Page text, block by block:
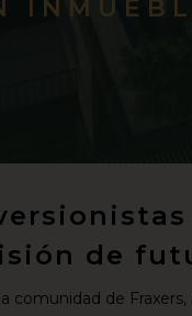
de
comunidad de Fraxers,